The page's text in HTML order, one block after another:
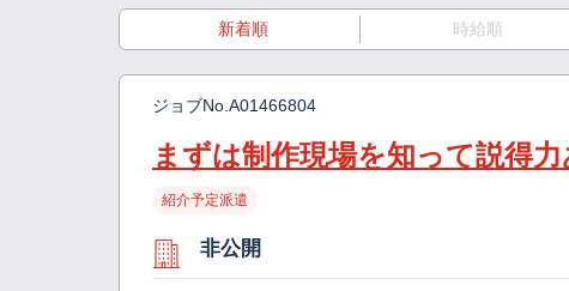
新着順 時給順
ジョブNo. A01466804
まずは制作現場を知って説得
紹介予定派遣
非公開